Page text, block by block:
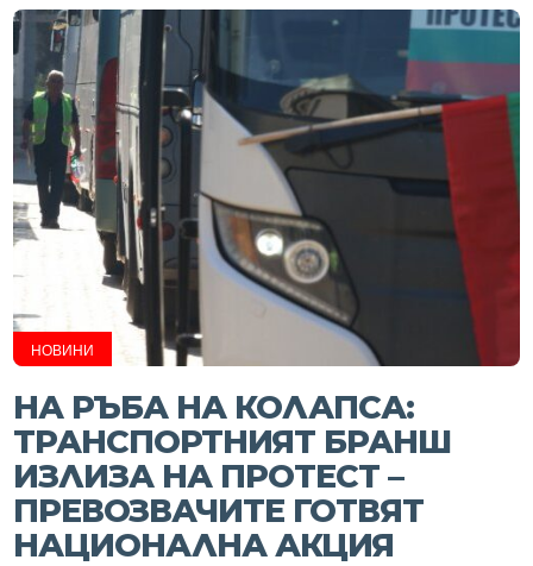
НОВИНИ
НА РЪБА НА КОЛАПСА:
ТРАНСПОРТНИЯТ БРАНШ
ИЗЛИЗА НА ПРОТЕСТ –
ПРЕВОЗВАЧИТЕ ГОТВЯТ
НАЦИОНАЛНА АКЦИЯ